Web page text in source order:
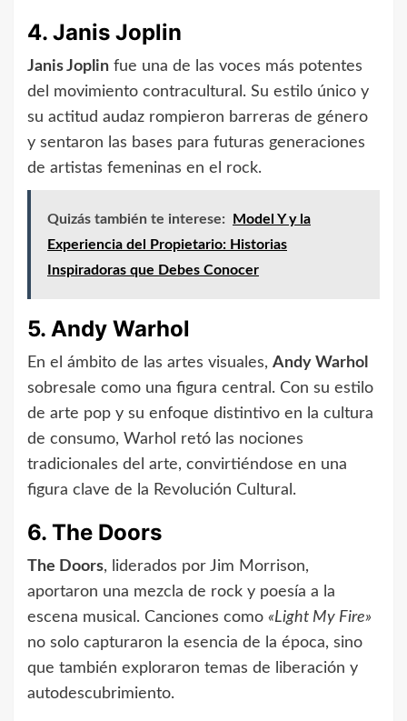
4. Janis Joplin
Janis Joplin fue una de las voces más potentes
del movimiento contracultural. Su estilo único y
su actitud audaz rompieron barreras de género
y sentaron las bases para futuras generaciones
de artistas femeninas en el rock.
Quizás también te interese:
Model Y y la
Experiencia del Propietario: Historias
Inspiradoras que Debes Conocer
5. Andy Warhol
En el ámbito de las artes visuales, Andy Warhol
sobresale como una figura central. Con su estilo
de arte pop y su enfoque distintivo en la cultura
de consumo, Warhol retó las nociones
tradicionales del arte, convirtiéndose en una
figura clave de la Revolución Cultural.
6. The Doors
The Doors, liderados por Jim Morrison,
aportaron una mezcla de rock y poesía a la
escena musical. Canciones como «Light My Fire»
no solo capturaron la esencia de la época, sino
que también exploraron temas de liberación y
autodescubrimiento.